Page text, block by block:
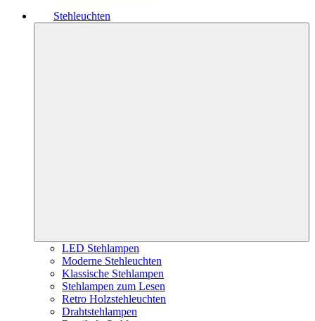
Stehleuchten
LED Stehlampen
Moderne Stehleuchten
Klassische Stehlampen
Stehlampen zum Lesen
Retro Holzstehleuchten
Drahtstehlampen